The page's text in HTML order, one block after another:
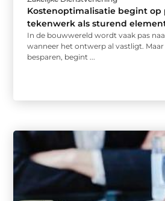
Kostenoptimalisatie begint op
tekenwerk als sturend
In de bouwwereld wordt vaak pas
wanneer het ontwerp al vastligt.
besparen, begint ...